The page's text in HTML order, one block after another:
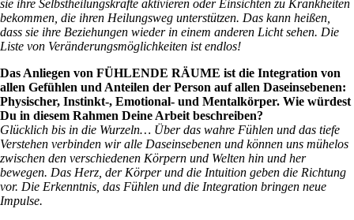
sie ihre Selbstheilungskräfte aktivieren oder Einsichten zu Krankheiten
bekommen, die ihren Heilungsweg unterstützen. Das kann heißen,
dass sie ihre Beziehungen wieder in einem anderen Licht sehen. Die
Liste von Veränderungsmöglichkeiten ist endlos!
Das Anliegen von FÜHLENDE RÄUME ist die Integration von
allen Gefühlen und Anteilen der Person auf allen Daseinsebenen:
Physischer, Instinkt-, Emotional- und Mentalkörper. Wie würdest
Du in diesem Rahmen Deine Arbeit beschreiben?
Glücklich bis in die Wurzeln… Über das wahre Fühlen und das tiefe
Verstehen verbinden wir alle Daseinsebenen und können uns mühelos
zwischen den verschiedenen Körpern und Welten hin und her
bewegen. Das Herz, der Körper und die Intuition geben die Richtung
vor. Die Erkenntnis, das Fühlen und die Integration bringen neue
Impulse.